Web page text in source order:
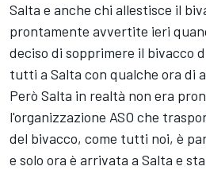
Salta e anche chi allestisce il
prontamente avvertite ieri
deciso di sopprimere il bivacco
tutti a Salta con qualche ora di
Però Salta in realtà non era
l'organizzazione ASO che
del bivacco, come tutti noi, è
e solo ora è arrivata a Salta e